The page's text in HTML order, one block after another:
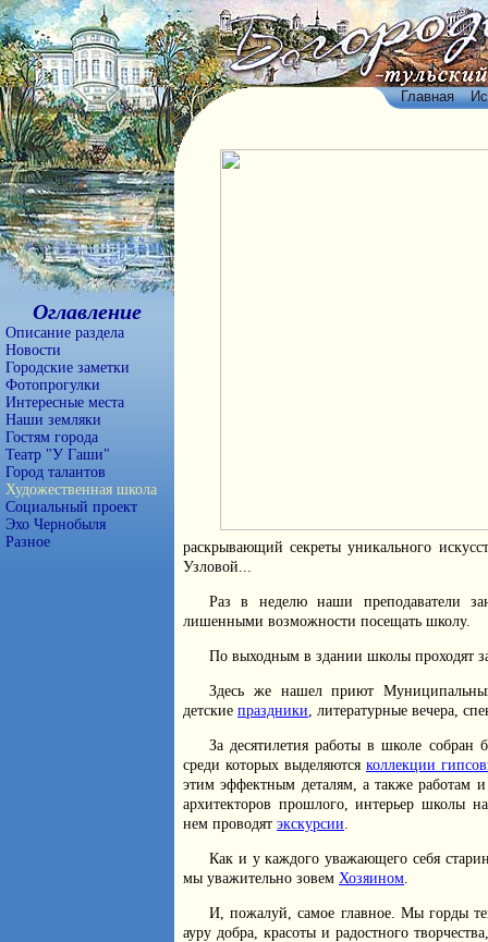
Оглавление
Описание раздела
Новости
Городские заметки
Фотопрогулки
Интересные места
Наши земляки
Гостям города
Театр "У Гаши"
Город талантов
Художественная школа
Социальный проект
Эхо Чернобыля
Разное
Главная
раскрывающий секреты уникального
Узловой...
Раз в неделю наши преподаватели
лишенными возможности посещать школу.
По выходным в здании школы проходят
Здесь же нашел приют
детские праздники, литературные вечера,
За десятилетия работы в школе собран
среди которых выделяются коллекции
этим эффектным деталям, а также работам
архитекторов прошлого, интерьер школы
нем проводят экскурсии.
Как и у каждого уважающего себя
мы уважительно зовем Хозяином.
И, пожалуй, самое главное. Мы горды
ауру добра, красоты и радостного